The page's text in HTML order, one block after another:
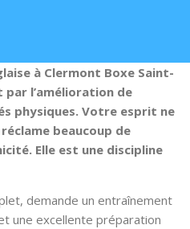
à Clermont Boxe Saint-
par l’amélioration de
physiques. Votre esprit ne
beaucoup de
Elle est une discipline
demande un entraînement
une excellente préparation